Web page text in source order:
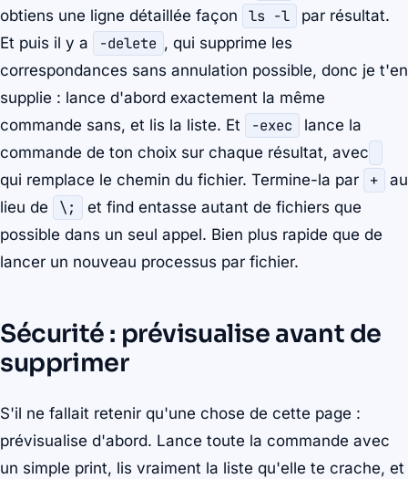
obtiens une ligne détaillée façon
ls -l
par résultat.
Et puis il y a
-delete , qui supprime les
correspondances sans annulation possible, donc je t'en
supplie : lance d'abord exactement la même
commande sans, et lis la liste. Et
-exec
lance la
commande de ton choix sur chaque résultat, avec
qui remplace le chemin du fichier. Termine-la par
+
au
lieu de
\;
et find entasse autant de fichiers que
possible dans un seul appel. Bien plus rapide que de
lancer un nouveau processus par fichier.
Sécurité : prévisualise avant de
supprimer
S'il ne fallait retenir qu'une chose de cette page :
prévisualise d'abord. Lance toute la commande avec
un simple print, lis vraiment la liste qu'elle te crache, et